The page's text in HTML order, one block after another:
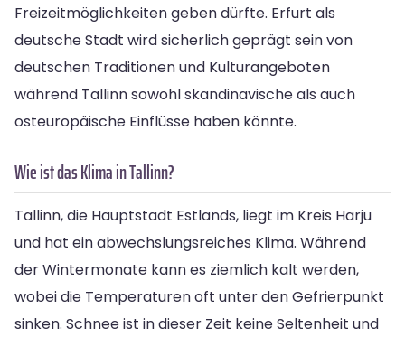
Freizeitmöglichkeiten geben dürfte. Erfurt als
deutsche Stadt wird sicherlich geprägt sein von
deutschen Traditionen und Kulturangeboten
während Tallinn sowohl skandinavische als auch
osteuropäische Einflüsse haben könnte.
Wie ist das Klima in Tallinn?
Tallinn, die Hauptstadt Estlands, liegt im Kreis Harju
und hat ein abwechslungsreiches Klima. Während
der Wintermonate kann es ziemlich kalt werden,
wobei die Temperaturen oft unter den Gefrierpunkt
sinken. Schnee ist in dieser Zeit keine Seltenheit und